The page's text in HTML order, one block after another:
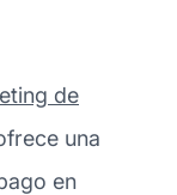
de
una
en